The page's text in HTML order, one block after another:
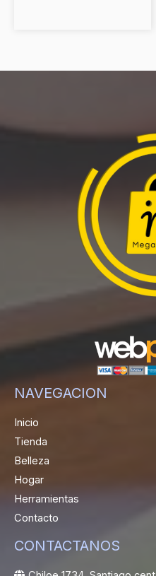
NAVEGACION
Inicio
Tienda
Belleza
Hogar
Herramientas
Contacto
CONTACTANOS